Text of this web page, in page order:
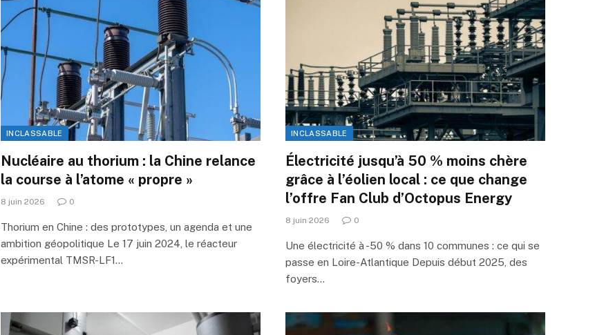
INCLASSABLE
Nucléaire au thorium : la Chine relance
la course à l’atome « propre »
8 juin 2026 0
Thorium en Chine : des prototypes, un agenda et une
ambition géopolitique Le 17 juin 2024, le réacteur
expérimental TMSR-LF1…
INCLASSABLE
Électricité jusqu’à 50 % moins chère
grâce à l’éolien local : ce que change
l’offre Fan Club d’Octopus Energy
8 juin 2026 0
Une électricité à -50 % dans 10 communes : ce qui se
passe en Loire-Atlantique Depuis début 2025, des
foyers…